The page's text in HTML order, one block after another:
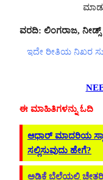
ವರದಿ: ಲಿಂಗರಾಜ,
ಇದೇ ರೀತಿಯ ನಿಖರ
ಈ ಮಾಹಿತಿಗಳನ್ನು ಓದಿ
ಆಧಾರ್ ಮಾದರಿಯ
ಸಲ್ಲಿಸುವುದು ಹೇಗೆ?
ಅಡಿಕೆ ಬೆಲೆಯಲ್ಲಿ